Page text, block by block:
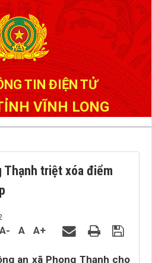
TIN ĐIỆN TỬ
VĨNH LONG
Thạnh triệt xóa điểm
A- A A+
an xã Phong Thạnh cho